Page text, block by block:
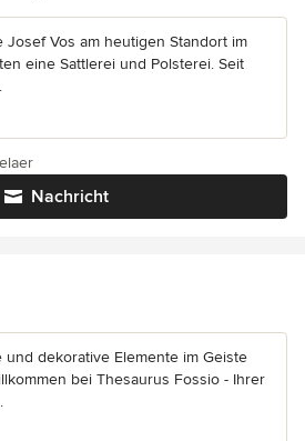
Josef Vos am heutigen Standort im
eine Sattlerei und Polsterei. Seit
Nachricht
und dekorative Elemente im Geiste
bei Thesaurus Fossio - Ihrer